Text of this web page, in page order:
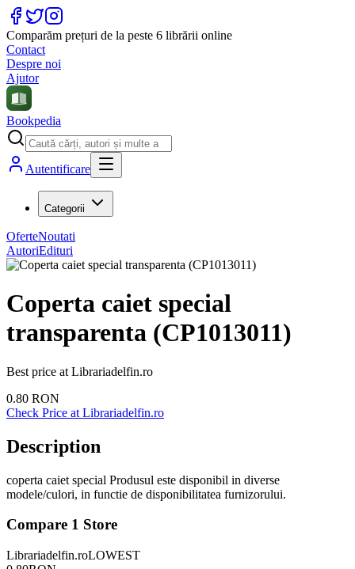
Comparăm prețuri de la peste 6 librării online
Contact
Despre noi
Ajutor
Bookpedia
Autentificare
Categorii
OferteNoutati
AutoriEdituri
Coperta caiet special
transparenta (CP1013011)
Best price at Librariadelfin.ro
0.80 RON
Check Price at Librariadelfin.ro
Description
coperta caiet special Produsul este disponibil in diverse
modele/culori, in functie de disponibilitatea furnizorului.
Compare 1 Store
Librariadelfin.roLOWEST